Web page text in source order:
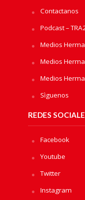
Contactanos
Podcast –
Medios
Medios
Medios
Sìguenos
REDES
Facebook
Youtube
Twitter
Instagram